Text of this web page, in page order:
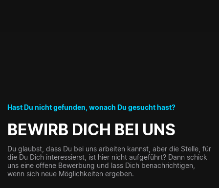
Hast Du nicht gefunden, wonach Du gesucht hast?
BEWIRB DICH BEI UNS
Du glaubst, dass Du bei uns arbeiten kannst, aber die Stelle, für
die Du Dich interessierst, ist hier nicht aufgeführt? Dann schick
uns eine offene Bewerbung und lass Dich benachrichtigen,
wenn sich neue Möglichkeiten ergeben.